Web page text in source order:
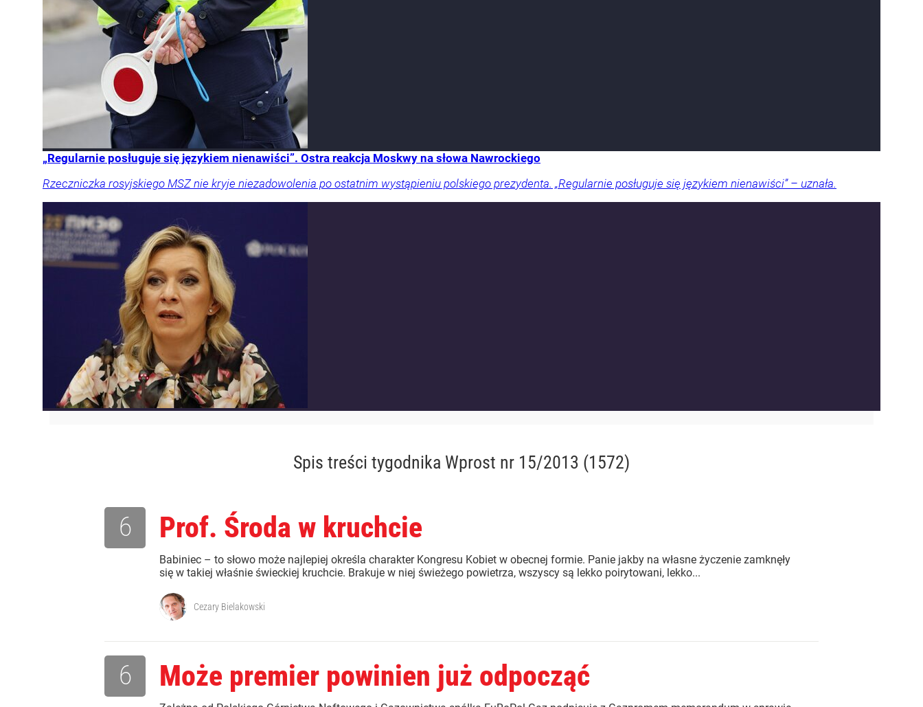
„Regularnie posługuje się językiem nienawiści”. Ostra reakcja Moskwy na słowa Nawrockiego
Rzeczniczka rosyjskiego MSZ nie kryje niezadowolenia po ostatnim wystąpieniu polskiego prezydenta. „Regularnie posługuje się językiem nienawiści” – uznała.
Spis treści tygodnika Wprost nr 15/2013 (1572)
Prof. Środa w kruchcie
Babiniec – to słowo może najlepiej określa charakter Kongresu Kobiet w obecnej formie. Panie jakby na własne życzenie zamknęły
się w takiej właśnie świeckiej kruchcie. Brakuje w niej świeżego powietrza, wszyscy są lekko poirytowani, lekko...
6
Cezary Bielakowski
Może premier powinien już odpocząć
6